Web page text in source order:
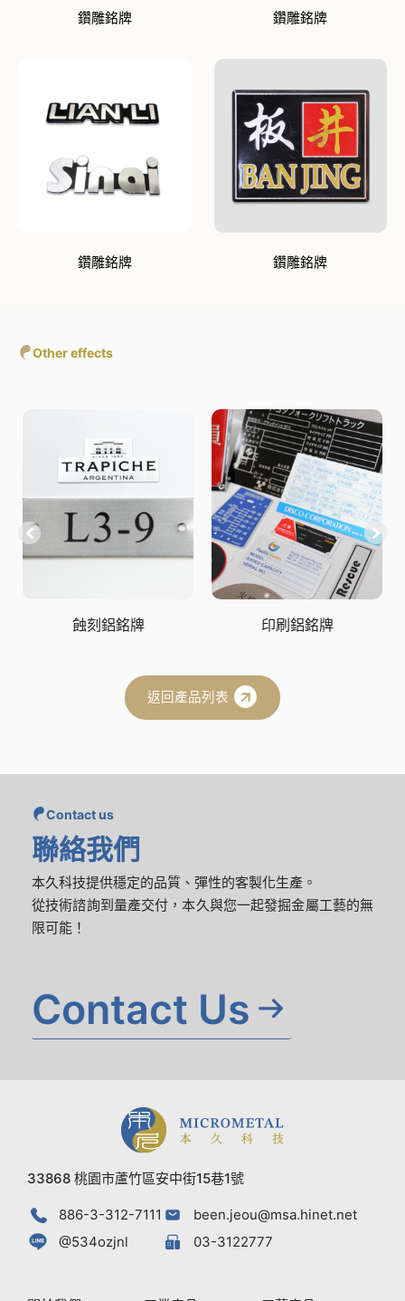
鑽雕銘牌 鑽雕銘牌
鑽雕銘牌 鑽雕銘牌
Other effects
蝕刻鋁銘牌 印刷鋁銘牌
返回產品列表
Contact us
聯絡我們
本久科技提供穩定的品質、彈性的客製化生產。
從技術諮詢到量產交付，本久與您一起發掘金屬工藝的無
限可能！
Contact Us
33868 桃園市蘆竹區安中街15巷1號
886-3-312-7111
@534ozjnl
been.jeou@msa.hinet.net
03-3122777